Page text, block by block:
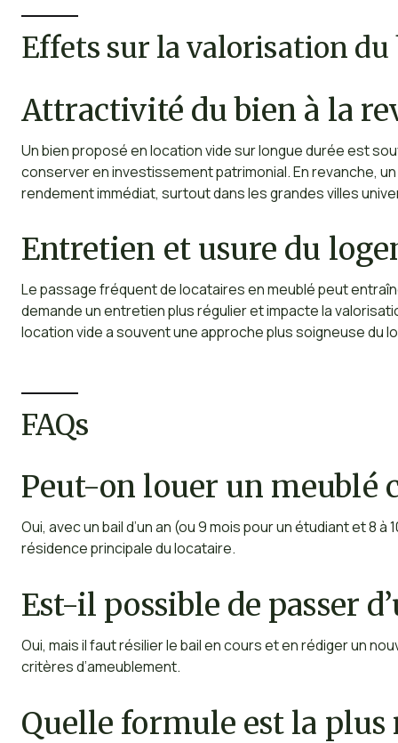
Effets sur la valorisation du
Attractivité du bien à la
Un bien proposé en location vide sur longue durée est
conserver en investissement patrimonial. En revanche,
rendement immédiat, surtout dans les grandes villes
Entretien et usure du
Le passage fréquent de locataires en meublé peut
demande un entretien plus régulier et impacte la
location vide a souvent une approche plus soigneuse du
FAQs
Peut-on louer un meublé
Oui, avec un bail d’un an (ou 9 mois pour un étudiant et 8
résidence principale du locataire.
Est-il possible de passer
Oui, mais il faut résilier le bail en cours et en rédiger un
critères d’ameublement.
Quelle formule est la plus